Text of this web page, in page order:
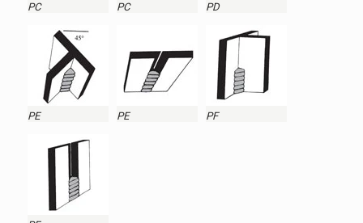
PC PC PD
PE PE PF